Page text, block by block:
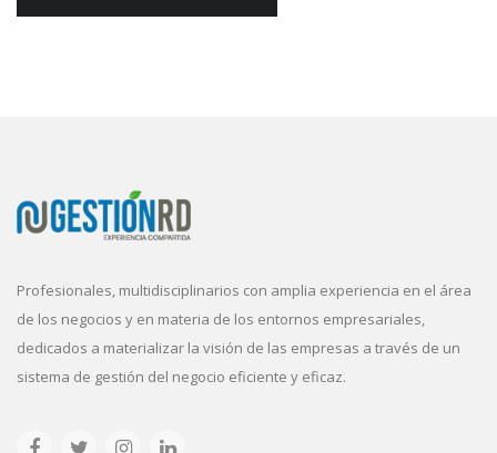
Profesionales, multidisciplinarios con amplia experiencia en el área
de los negocios y en materia de los entornos empresariales,
dedicados a materializar la visión de las empresas a través de un
sistema de gestión del negocio eficiente y eficaz.